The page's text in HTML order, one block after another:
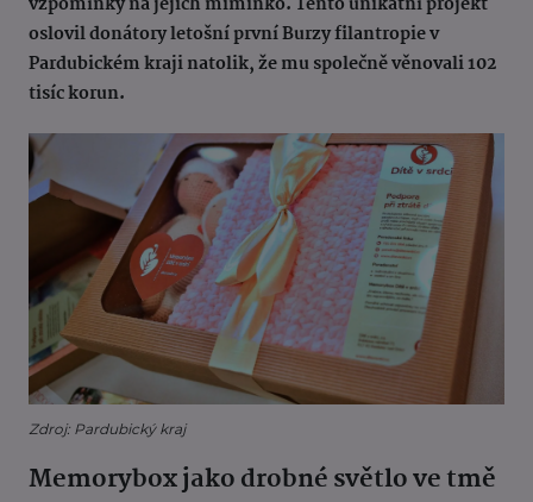
oslovil donátory letošní první Burzy filantropie v
Pardubickém kraji natolik, že mu společně věnovali 102
tisíc korun.
Zdroj: Pardubický kraj
Memorybox jako drobné světlo ve tmě